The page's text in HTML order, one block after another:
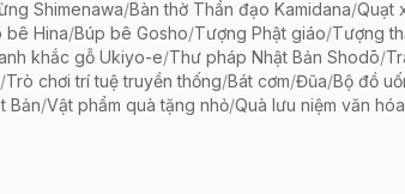
Shimenawa/Bàn thờ Thần đạo Kamidana/Quạt
bê Hina/Búp bê Gosho/Tượng Phật giáo/Tượng
khắc gỗ Ukiyo-e/Thư pháp Nhật Bản Shodō/
/Trò chơi trí tuệ truyền thống/Bát cơm/Đũa/Bộ đồ
Bản/Vật phẩm quà tặng nhỏ/Quà lưu niệm văn hóa